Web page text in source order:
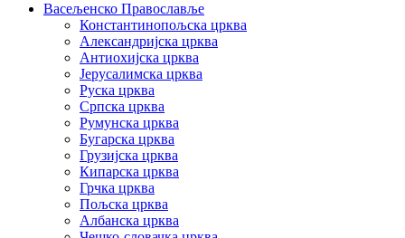
Васељенско Православље
Константинопољска црква
Александријска црква
Антиохијска црква
Јерусалимска црква
Руска црква
Српска црква
Румунска црква
Бугарска црква
Грузијска црква
Кипарска црква
Грчка црква
Пољска црква
Албанска црква